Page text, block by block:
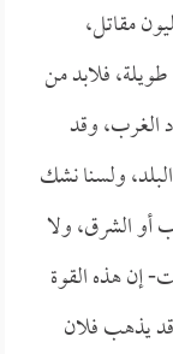
مقاتل،
فلابد من
الغرب، وقد
ولسنا نشك
أو الشرق، ولا
إن هذه القوة
يذهب فلان